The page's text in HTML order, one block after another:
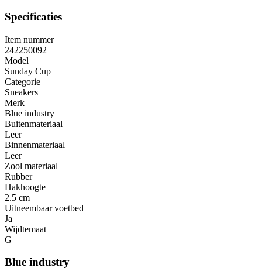
Specificaties
Item nummer
242250092
Model
Sunday Cup
Categorie
Sneakers
Merk
Blue industry
Buitenmateriaal
Leer
Binnenmateriaal
Leer
Zool materiaal
Rubber
Hakhoogte
2.5 cm
Uitneembaar voetbed
Ja
Wijdtemaat
G
Blue industry